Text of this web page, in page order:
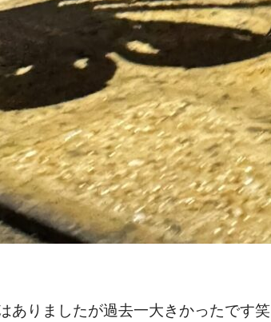
ありましたが過去一大きかったです笑